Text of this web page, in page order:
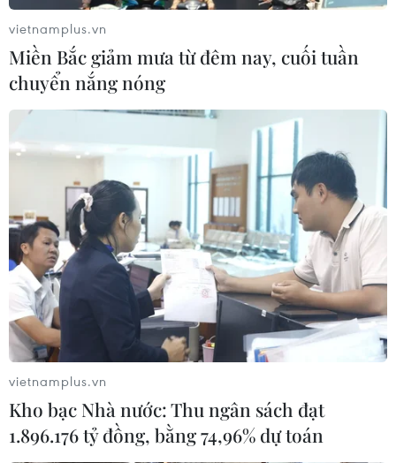
vietnamplus.vn
Miền Bắc giảm mưa từ đêm nay, cuối tuần
chuyển nắng nóng
vietnamplus.vn
Kho bạc Nhà nước: Thu ngân sách đạt
1.896.176 tỷ đồng, bằng 74,96% dự toán